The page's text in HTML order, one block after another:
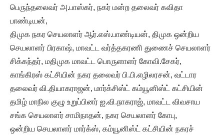
பெருந்தலைவர் அ.பாஸ்கர், நகர் மன்ற தலைவர் கவிதா
பாண்டியன்,
திமுக நகர செயலாளர் ஆர்.எஸ்.பாண்டியன், திமுக ஒன்றிய
செயலாளர் பிரகாஷ், மாவட்ட வர்த்தகரணி துணைச் செயலாளர்
சிக்கந்தர், மதிமுக மாவட்ட பொருளாளர் கோவி.சேகர்,
காங்கிரஸ் கட்சியின் நகர தலைவர் பி.பி.எழிலரசன், வட்டார
தலைவர் வி.தியாகராஜன், மார்க்சிஸ்ட் கம்யூனிஸ்ட் கட்சியின்
தமிழ் மாநில குழு உறுப்பினர் ஐ.வி.நாகராஜ், மாவட்ட விவசாய
சங்க செயலாளர் சாமிநாதன், நகர செயலாளர் கோபு,
ஒன்றிய செயலாளர் மார்க்ஸ், கம்யூனிஸ்ட் கட்சியின் நகரச்